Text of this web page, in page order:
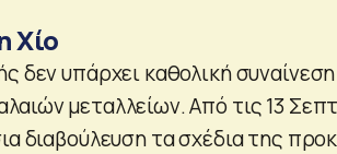
Χίο
δεν υπάρχει καθολική συναίνεση
μεταλλείων. Από τις 13
διαβούλευση τα σχέδια της